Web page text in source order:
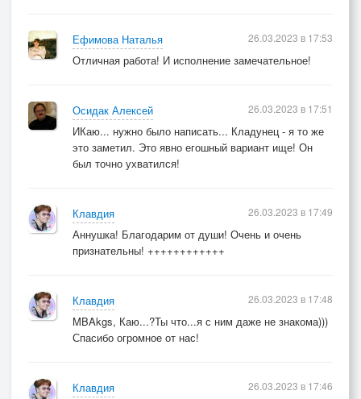
Ефимова Наталья
Отличная работа! И исполнение замечательное!
26.03.2023 в 17:53
Осидак Алексей
ИКаю... нужно было написать... Кладунец - я то же
это заметил. Это явно егошный вариант ище! Он
был точно ухватился!
26.03.2023 в 17:51
Клавдия
Аннушка! Благодарим от души! Очень и очень
признательны! ++++++++++++
26.03.2023 в 17:49
Клавдия
MBAkgs, Каю...?Ты что...я с ним даже не знакома)))
Спасибо огромное от нас!
26.03.2023 в 17:48
Клавдия
26.03.2023 в 17:46